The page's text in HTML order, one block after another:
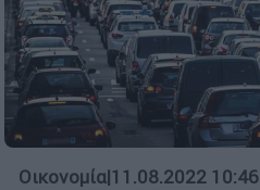
Οικονομία|11.08.2022 10:46